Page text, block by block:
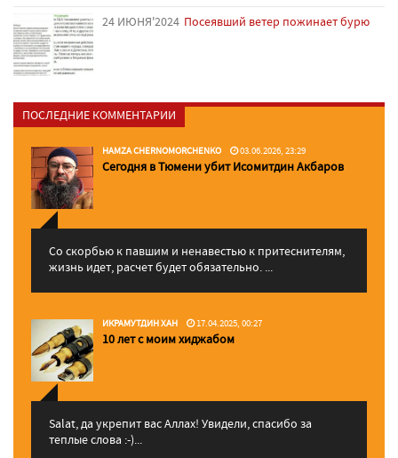
24 ИЮНЯ'2024 Посеявший ветер пожинает бурю
ПОСЛЕДНИЕ КОММЕНТАРИИ
HAMZA CHERNOMORCHENKO 03.06.2026, 23:29
Сегодня в Тюмени убит Исомитдин Акбаров
Со скорбью к павшим и ненавестью к притеснителям,
жизнь идет, расчет будет обязательно. ...
ИКРАМУТДИН ХАН 17.04.2025, 00:27
10 лет с моим хиджабом
Salat, да укрепит вас Аллаx! Увидели, спасибо за
теплые слова :-)...